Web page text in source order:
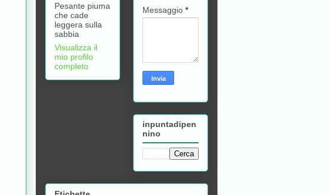
Pesante piuma
che cade
leggera sulla
sabbia
Visualizza il
mio profilo
completo
Messaggio *
inpuntadipen
nino